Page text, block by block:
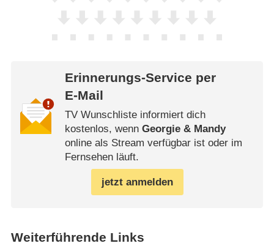
Erinnerungs-Service per
E-Mail
TV Wunschliste informiert dich
kostenlos, wenn Georgie & Mandy
online als Stream verfügbar ist oder im
Fernsehen läuft.
jetzt anmelden
Weiterführende Links